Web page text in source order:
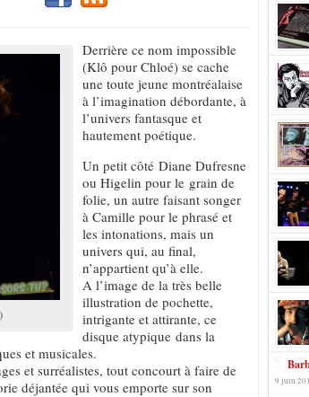
Derrière ce nom impossible
(Klô pour Chloé) se cache
une toute jeune montréalaise
à l’imagination débordante, à
l’univers fantasque et
hautement poétique.
Un petit côté Diane Dufresne
ou Higelin pour le grain de
folie, un autre faisant songer
à Camille pour le phrasé et
les intonations, mais un
univers qui, au final,
n’appartient qu’à elle.
A l’image de la très belle
illustration de pochette,
intrigante et attirante, ce
disque atypique dans la
et musicales.
et surréalistes, tout concourt à faire de
déjantée qui vous emporte sur son
9 juin